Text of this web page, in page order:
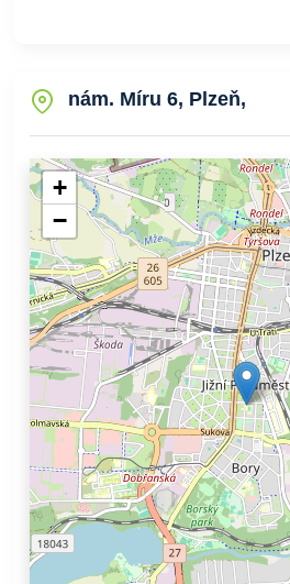
nám. Míru 6, Plzeň,
+
−